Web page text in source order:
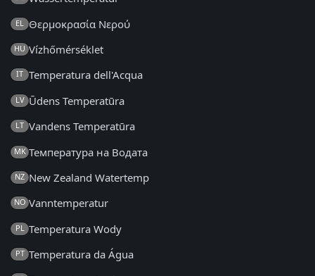
EL Θερμοκρασία Νερού
HU Vízhőmérséklet
IT Temperatura dell'Acqua
LV Ūdens Temperatūra
LT Vandens Temperatūra
MK Температура на Водата
NZ New Zealand Watertemp
NO Vanntemperatur
PL Temperatura Wody
PT Temperatura da Água